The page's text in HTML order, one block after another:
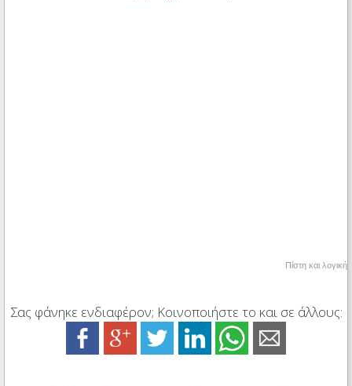
Πίστη και λογική
Σας φάνηκε ενδιαφέρον; Κοινοποιήστε το και σε άλλους: